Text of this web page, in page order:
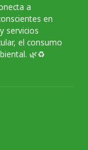
a
en
servicios
el consumo
🌿♻️